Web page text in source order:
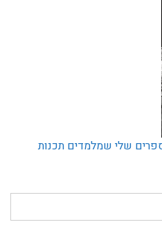
שלי שמלמדים תכנות